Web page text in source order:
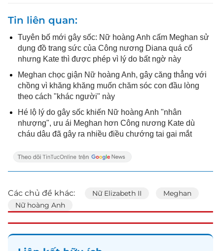
Tin liên quan
Tuyên bố mới gây sốc: Nữ hoàng Anh cấm Meghan sử
dụng đồ trang sức của Công nương Diana quá cố
nhưng Kate thì được phép vì lý do bất ngờ này
Meghan chọc giận Nữ hoàng Anh, gây căng thẳng với
chồng vì khăng khăng muốn chăm sóc con đầu lòng
theo cách "khác người" này
Hé lộ lý do gây sốc khiến Nữ hoàng Anh "nhân
nhượng", ưu ái Meghan hơn Công nương Kate dù
cháu dâu đã gây ra nhiều điều chướng tai gai mắt
Các chủ đề khác: Nữ Elizabeth II
Meghan
Nữ hoàng Anh